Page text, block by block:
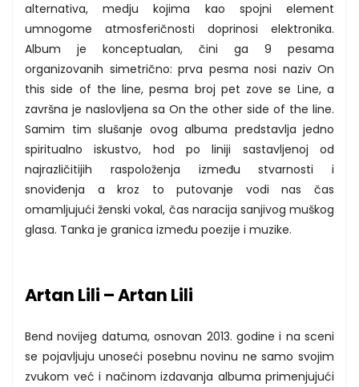
alternativa, medju kojima kao spojni element
umnogome atmosferičnosti doprinosi elektronika.
Album je konceptualan, čini ga 9 pesama
organizovanih simetrično: prva pesma nosi naziv On
this side of the line, pesma broj pet zove se Line, a
završna je naslovljena sa On the other side of the line.
Samim tim slušanje ovog albuma predstavlja jedno
spiritualno iskustvo, hod po liniji sastavljenoj od
najrazličitijih raspoloženja između stvarnosti i
snoviđenja a kroz to putovanje vodi nas čas
omamljujući ženski vokal, čas naracija sanjivog muškog
glasa. Tanka je granica između poezije i muzike.
Artan Lili – Artan Lili
Bend novijeg datuma, osnovan 2013. godine i na sceni
se pojavljuju unoseći posebnu novinu ne samo svojim
zvukom već i načinom izdavanja albuma primenjujući